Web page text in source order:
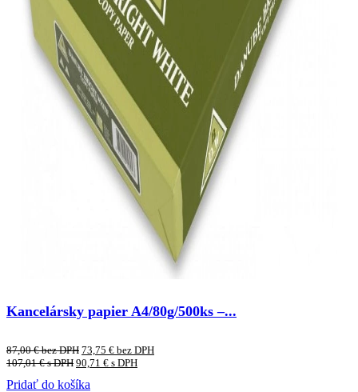
Kancelársky papier A4/80g/500ks –...
87,00€bez DPH 73,75 € bez DPH
107,01€s DPH 90,71 € s DPH
Pridať do košíka